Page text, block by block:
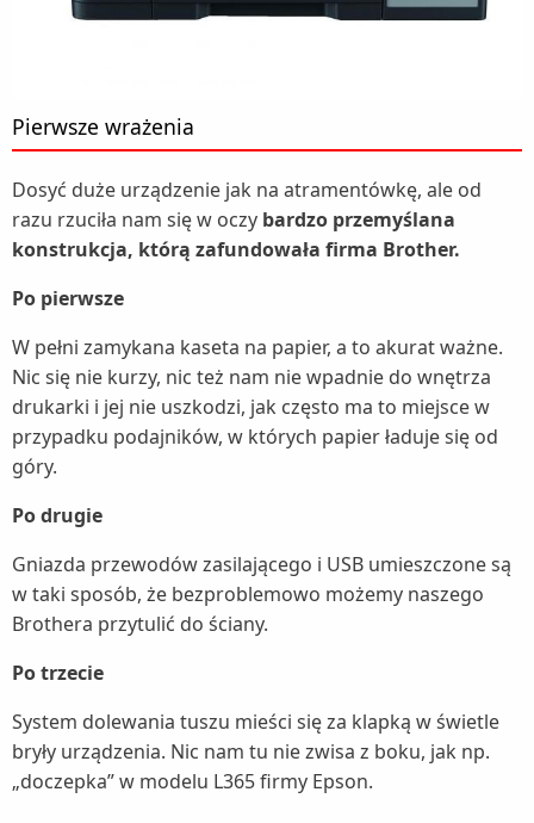
Pierwsze wrażenia
Dosyć duże urządzenie jak na atramentówkę, ale od
razu rzuciła nam się w oczy bardzo przemyślana
konstrukcja, którą zafundowała firma Brother.
Po pierwsze
W pełni zamykana kaseta na papier, a to akurat ważne.
Nic się nie kurzy, nic też nam nie wpadnie do wnętrza
drukarki i jej nie uszkodzi, jak często ma to miejsce w
przypadku podajników, w których papier ładuje się od
góry.
Po drugie
Gniazda przewodów zasilającego i USB umieszczone są
w taki sposób, że bezproblemowo możemy naszego
Brothera przytulić do ściany.
Po trzecie
System dolewania tuszu mieści się za klapką w świetle
bryły urządzenia. Nic nam tu nie zwisa z boku, jak np.
„doczepka” w modelu L365 firmy Epson.